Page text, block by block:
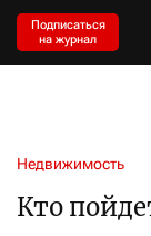
Подписаться
на журнал
Недвижимость
Кто